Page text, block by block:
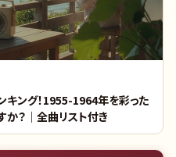
キング！1955-1964年を彩った
？｜全曲リスト付き